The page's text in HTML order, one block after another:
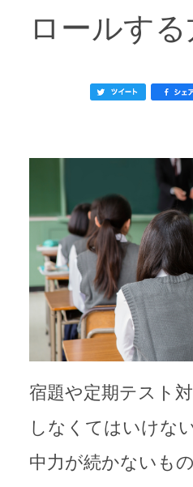
ロールす
宿題や定期テスト
しなくてはいけな
中力が続かないも